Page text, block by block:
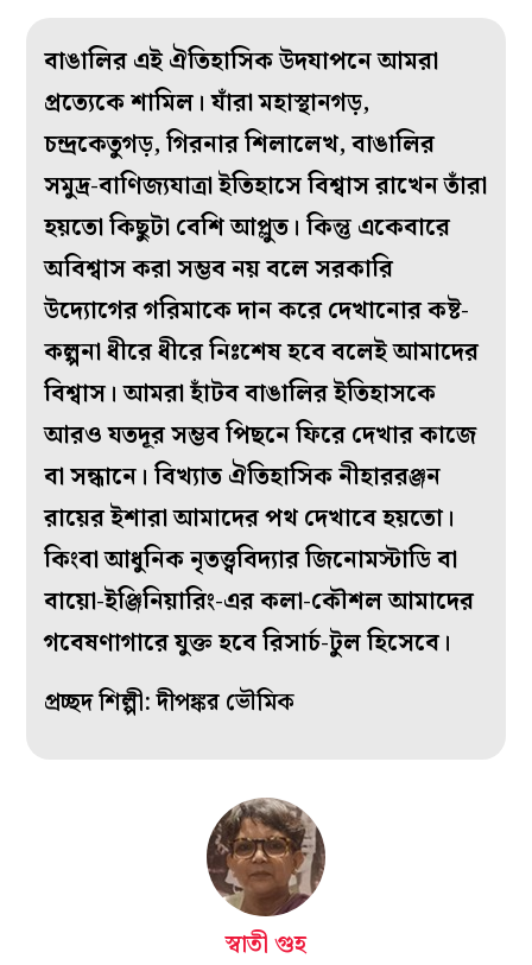
বাঙালির এই ঐতিহাসিক উদযাপনে আমরা
প্রত্যেকে শামিল। যাঁরা মহাস্থানগড়,
চন্দ্রকেতুগড়, গিরনার শিলালেখ, বাঙালির
সমুদ্র-বাণিজ্যযাত্রা ইতিহাসে বিশ্বাস রাখেন তাঁরা
হয়তো কিছুটা বেশি আপ্লুত। কিন্তু একেবারে
অবিশ্বাস করা সম্ভব নয় বলে সরকারি
উদ্যোগের গরিমাকে দান করে দেখানোর কষ্ট-
কল্পনা ধীরে ধীরে নিঃশেষ হবে বলেই আমাদের
বিশ্বাস। আমরা হাঁটব বাঙালির ইতিহাসকে
আরও যতদূর সম্ভব পিছনে ফিরে দেখার কাজে
বা সন্ধানে। বিখ্যাত ঐতিহাসিক নীহাররঞ্জন
রায়ের ইশারা আমাদের পথ দেখাবে হয়তো।
কিংবা আধুনিক নৃতত্ত্ববিদ্যার জিনোমস্টাডি বা
বায়ো-ইঞ্জিনিয়ারিং-এর কলা-কৌশল আমাদের
গবেষণাগারে যুক্ত হবে রিসার্চ-টুল হিসেবে।
প্রচ্ছদ শিল্পী: দীপঙ্কর ভৌমিক
স্বাতী গুহ